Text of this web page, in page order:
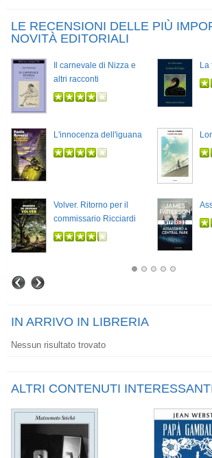
LE RECENSIONI DELLE PIÙ
NOVITÀ EDITORIALI
Il carnevale di Nizza e
altri racconti
La
L'innocenza dell'iguana
Volver. Ritorno per il
commissario Ricciardi
IN ARRIVO IN LIBRERIA
Nessun risultato trovato
ALTRI CONTENUTI